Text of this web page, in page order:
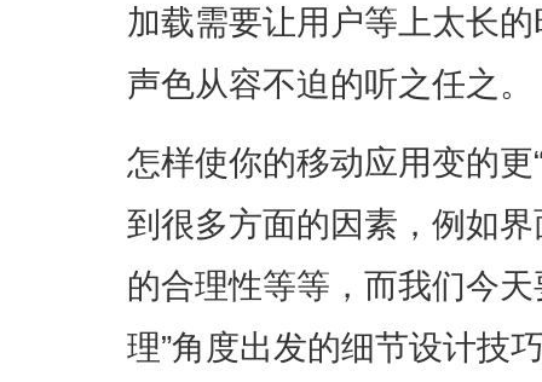
加载需要让用户等上太长
声色从容不迫的听之任之。
怎样使你的移动应用变的
到很多方面的因素，例如
的合理性等等，而我们今
理”角度出发的细节设计技